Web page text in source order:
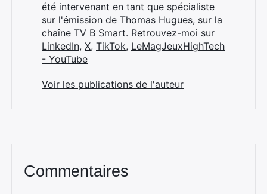
été intervenant en tant que spécialiste
sur l'émission de Thomas Hugues, sur la
chaîne TV B Smart. Retrouvez-moi sur
LinkedIn, X, TikTok, LeMagJeuxHighTech
- YouTube
Voir les publications de l'auteur
Commentaires